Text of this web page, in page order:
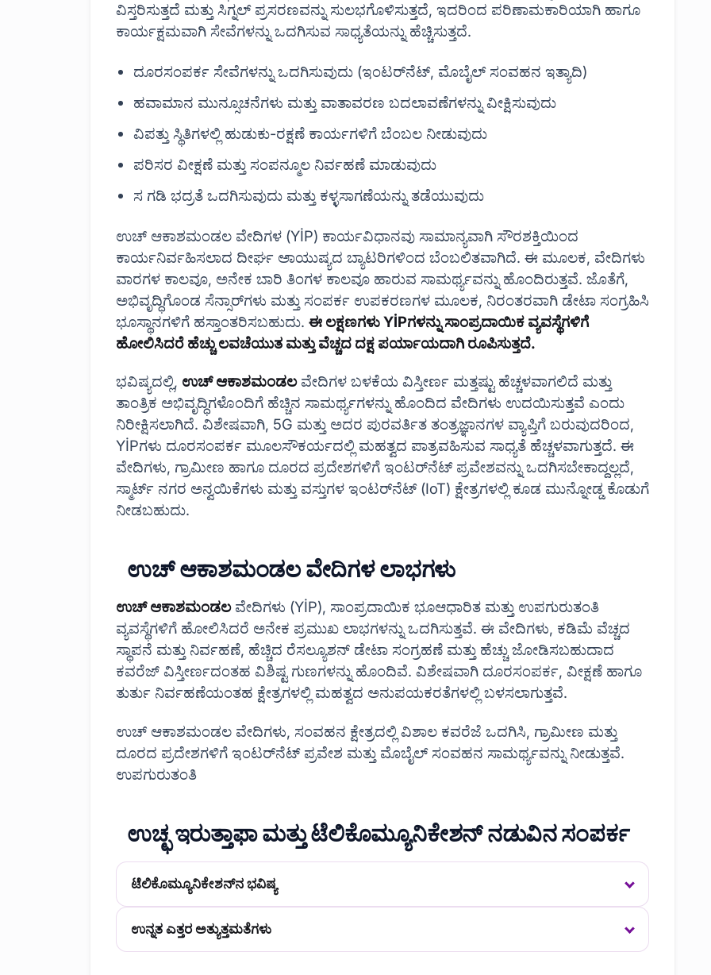
ವಿಸ್ತರಿಸುತ್ತದೆ ಮತ್ತು ಸಿಗ್ನಲ್ ಪ್ರಸರಣವನ್ನು ಸುಲಭಗೊಳಿಸುತ್ತದೆ, ಇದರಿಂದ ಪರಿಣಾಮಕಾರಿಯಾಗಿ ಹಾಗೂ
ಕಾರ್ಯಕ್ಷಮವಾಗಿ ಸೇವೆಗಳನ್ನು ಒದಗಿಸುವ ಸಾಧ್ಯತೆಯನ್ನು ಹೆಚ್ಚಿಸುತ್ತದೆ.
ದೂರಸಂಪರ್ಕ ಸೇವೆಗಳನ್ನು ಒದಗಿಸುವುದು (ಇಂಟರ್‌ನೆಟ್, ಮೊಬೈಲ್ ಸಂವಹನ ಇತ್ಯಾದಿ)
ಹವಾಮಾನ ಮುನ್ಸೂಚನೆಗಳು ಮತ್ತು ವಾತಾವರಣ ಬದಲಾವಣೆಗಳನ್ನು ವೀಕ್ಷಿಸುವುದು
ವಿಪತ್ತು ಸ್ಥಿತಿಗಳಲ್ಲಿ ಹುಡುಕು-ರಕ್ಷಣೆ ಕಾರ್ಯಗಳಿಗೆ ಬೆಂಬಲ ನೀಡುವುದು
ಪರಿಸರ ವೀಕ್ಷಣೆ ಮತ್ತು ಸಂಪನ್ಮೂಲ ನಿರ್ವಹಣೆ ಮಾಡುವುದು
ಸ ಗಡಿ ಭದ್ರತೆ ಒದಗಿಸುವುದು ಮತ್ತು ಕಳ್ಳಸಾಗಣೆಯನ್ನು ತಡೆಯುವುದು
ಉಚ್ ಆಕಾಶಮಂಡಲ ವೇದಿಗಳ (YİP) ಕಾರ್ಯವಿಧಾನವು ಸಾಮಾನ್ಯವಾಗಿ ಸೌರಶಕ್ತಿಯಿಂದ
ಕಾರ್ಯನಿರ್ವಹಿಸಲಾದ ದೀರ್ಘ ಅಾಯುಷ್ಯದ ಬ್ಯಾಟರಿಗಳಿಂದ ಬೆಂಬಲಿತವಾಗಿದೆ. ಈ ಮೂಲಕ, ವೇದಿಗಳು
ವಾರಗಳ ಕಾಲವೂ, ಅನೇಕ ಬಾರಿ ತಿಂಗಳ ಕಾಲವೂ ಹಾರುವ ಸಾಮರ್ಥ್ಯವನ್ನು ಹೊಂದಿರುತ್ತವೆ. ಜೊತೆಗೆ,
ಅಭಿವೃದ್ಧಿಗೊಂಡ ಸೆನ್ಸಾರ್‌ಗಳು ಮತ್ತು ಸಂಪರ್ಕ ಉಪಕರಣಗಳ ಮೂಲಕ, ನಿರಂತರವಾಗಿ ಡೇಟಾ ಸಂಗ್ರಹಿಸಿ
ಭೂಸ್ಥಾನಗಳಿಗೆ ಹಸ್ತಾಂತರಿಸಬಹುದು. ಈ ಲಕ್ಷಣಗಳು YİP‌ಗಳನ್ನು ಸಾಂಪ್ರದಾಯಿಕ ವ್ಯವಸ್ಥೆಗಳಿಗೆ
ಹೋಲಿಸಿದರೆ ಹೆಚ್ಚು ಲವಚೆಯುತ ಮತ್ತು ವೆಚ್ಚದ ದಕ್ಷ ಪರ್ಯಾಯದಾಗಿ ರೂಪಿಸುತ್ತದೆ.
ಭವಿಷ್ಯದಲ್ಲಿ, ಉಚ್ ಆಕಾಶಮಂಡಲವೇದಿಗಳ ಬಳಕೆಯ ವಿಸ್ತೀರ್ಣ ಮತ್ತಷ್ಟು ಹೆಚ್ಚಳವಾಗಲಿದೆ ಮತ್ತು
ತಾಂತ್ರಿಕ ಅಭಿವೃದ್ಧಿಗಳೊಂದಿಗೆ ಹೆಚ್ಚಿನ ಸಾಮರ್ಥ್ಯಗಳನ್ನು ಹೊಂದಿದ ವೇದಿಗಳು ಉದಯಿಸುತ್ತವೆ ಎಂದು
ನಿರೀಕ್ಷಿಸಲಾಗಿದೆ. ವಿಶೇಷವಾಗಿ, 5G ಮತ್ತು ಅದರ ಪುರವರ್ತಿತ ತಂತ್ರಜ್ಞಾನಗಳ ವ್ಯಾಪ್ತಿಗೆ ಬರುವುದರಿಂದ,
YİP‌ಗಳು ದೂರಸಂಪರ್ಕ ಮೂಲಸೌಕರ್ಯದಲ್ಲಿ ಮಹತ್ವದ ಪಾತ್ರವಹಿಸುವ ಸಾಧ್ಯತೆ ಹೆಚ್ಚಳವಾಗುತ್ತದೆ. ಈ
ವೇದಿಗಳು, ಗ್ರಾಮೀಣ ಹಾಗೂ ದೂರದ ಪ್ರದೇಶಗಳಿಗೆ ಇಂಟರ್‌ನೆಟ್ ಪ್ರವೇಶವನ್ನು ಒದಗಿಸಬೇಕಾದ್ದಲ್ಲದೆ,
ಸ್ಮಾರ್ಟ್ ನಗರ ಅನ್ವಯಿಕೆಗಳು ಮತ್ತು ವಸ್ತುಗಳ ಇಂಟರ್‌ನೆಟ್ (IoT) ಕ್ಷೇತ್ರಗಳಲ್ಲಿ ಕೂಡ ಮುನ್ನೋಡ್ಡ ಕೊಡುಗೆ
ನೀಡಬಹುದು.
ಉಚ್ ಆಕಾಶಮಂಡಲ ವೇದಿಗಳ ಲಾಭಗಳು
ಉಚ್ ಆಕಾಶಮಂಡಲವೇದಿಗಳು (YİP), ಸಾಂಪ್ರದಾಯಿಕ ಭೂಆಧಾರಿತ ಮತ್ತು ಉಪಗುರುತಂತಿ
ವ್ಯವಸ್ಥೆಗಳಿಗೆ ಹೋಲಿಸಿದರೆ ಅನೇಕ ಪ್ರಮುಖ ಲಾಭಗಳನ್ನು ಒದಗಿಸುತ್ತವೆ. ಈ ವೇದಿಗಳು, ಕಡಿಮೆ ವೆಚ್ಚದ
ಸ್ಥಾಪನೆ ಮತ್ತು ನಿರ್ವಹಣೆ, ಹೆಚ್ಚಿದ ರೆಸಲ್ಯೂಶನ್ ಡೇಟಾ ಸಂಗ್ರಹಣೆ ಮತ್ತು ಹೆಚ್ಚು ಜೋಡಿಸಬಹುದಾದ
ಕವರೆಜ್ ವಿಸ್ತೀರ್ಣದಂತಹ ವಿಶಿಷ್ಟ ಗುಣಗಳನ್ನು ಹೊಂದಿವೆ. ವಿಶೇಷವಾಗಿ ದೂರಸಂಪರ್ಕ, ವೀಕ್ಷಣೆ ಹಾಗೂ
ತುರ್ತು ನಿರ್ವಹಣೆಯಂತಹ ಕ್ಷೇತ್ರಗಳಲ್ಲಿ ಮಹತ್ವದ ಅನುಪಯಕರತೆಗಳಲ್ಲಿ ಬಳಸಲಾಗುತ್ತವೆ.
ಉಚ್ ಆಕಾಶಮಂಡಲ ವೇದಿಗಳು, ಸಂವಹನ ಕ್ಷೇತ್ರದಲ್ಲಿ ವಿಶಾಲ ಕವರೆಜೆ ಒದಗಿಸಿ, ಗ್ರಾಮೀಣ ಮತ್ತು
ದೂರದ ಪ್ರದೇಶಗಳಿಗೆ ಇಂಟರ್‌ನೆಟ್ ಪ್ರವೇಶ ಮತ್ತು ಮೊಬೈಲ್ ಸಂವಹನ ಸಾಮರ್ಥ್ಯವನ್ನು ನೀಡುತ್ತವೆ.
ಉಪಗುರುತಂತಿ
ಉಚ್ಛ ಇರುತ್ತಾಫಾ ಮತ್ತು ಟೆಲಿಕೊಮ್ಯೂನಿಕೇಶನ್ ನಡುವಿನ ಸಂಪರ್ಕ
ಟೆಲಿಕೊಮ್ಯೂನಿಕೇಶನ್‌ನ ಭವಿಷ್ಯ
ಉನ್ನತ ಎತ್ತರ ಅತ್ಯುತ್ತಮತೆಗಳು